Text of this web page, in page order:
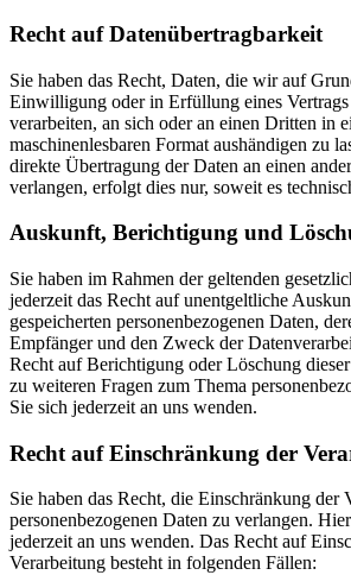
Recht auf Daten­übertrag­barkeit
Sie haben das Recht, Daten, die wir auf
Einwilligung oder in Erfüllung eines Vertrags
verarbeiten, an sich oder an einen Dritten in
maschinenlesbaren Format aushändigen zu
direkte Übertragung der Daten an einen
verlangen, erfolgt dies nur, soweit es
Auskunft, Berichtigung und
Sie haben im Rahmen der geltenden
jederzeit das Recht auf unentgeltliche
gespeicherten personenbezogenen Daten,
Empfänger und den Zweck der
Recht auf Berichtigung oder Löschung
zu weiteren Fragen zum Thema
Sie sich jederzeit an uns wenden.
Recht auf Einschränkung der
Sie haben das Recht, die Einschränkung der
personenbezogenen Daten zu verlangen.
jederzeit an uns wenden. Das Recht auf
Verarbeitung besteht in folgenden Fällen: